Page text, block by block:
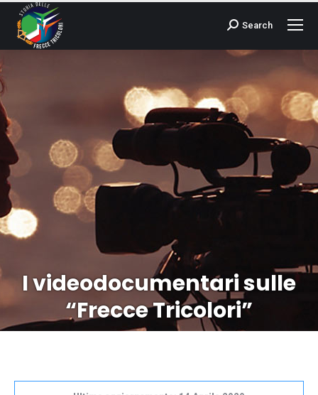
Cerca:Search
I videodocumentari sulle
“Frecce Tricolori”
Tu sei qui: